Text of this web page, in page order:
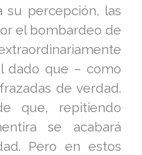
su percepción, las
el bombardeo de
dado que – como
de verdad.
que, repitiendo
se acabará
Pero en estos